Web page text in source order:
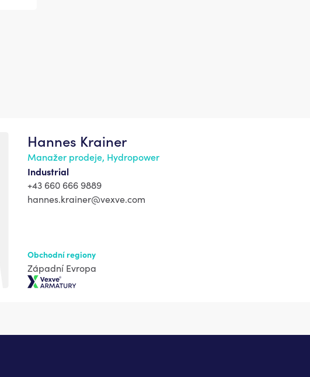
Hannes Krainer
Manažer prodeje, Hydropower
Industrial
+43 660 666 9889
hannes.krainer@vexve.com
Obchodní regiony
Západní Evropa